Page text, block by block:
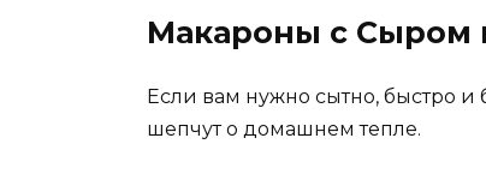
Макароны с Сыром
Если вам нужно сытно, быстро и
шепчут о домашнем тепле.